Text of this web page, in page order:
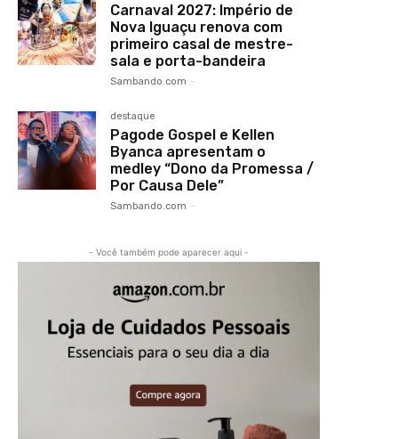
Carnaval 2027: Império de
Nova Iguaçu renova com
primeiro casal de mestre-
sala e porta-bandeira
Sambando.com -
destaque
Pagode Gospel e Kellen
Byanca apresentam o
medley “Dono da Promessa /
Por Causa Dele”
Sambando.com -
- Você também pode aparecer aqui -